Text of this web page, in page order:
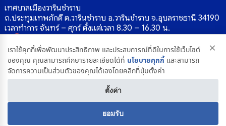
เทศบาลเมืองวารินชำราบ
ถ.ประทุมเทพภักดี ต.วารินชำราบ อ.วารินชำราบ จ.อุบลราชธานี 34190
เวลาทำการ จันทร์ – ศุกร์ ตั้งแต่เวลา 8.30 – 16.30 น.
โทรศัพท์ : 045-269680 | 045-269245 - 9
โทรสาร : 045-323787
เหตุด่วน / เพลิงไหม้ : 045-321999 | 045-321523
E-mail : saraban@warincity.go.th |
webmaster@warincity.go.th
E-Service เจ้าหน้าที่
เราใช้คุกกี้เพื่อพัฒนาประสิทธิภาพ และประสบการณ์ที่ดีในการใช้เว็บไซต์
ของคุณ คุณสามารถศึกษารายละเอียดได้ที่ นโยบายคุกกี้ และสามารถ
จัดการความเป็นส่วนตัวของคุณได้เองโดยคลิกที่ปุ่มตั้งค่า
ตั้งค่า
ยอมรับ
×